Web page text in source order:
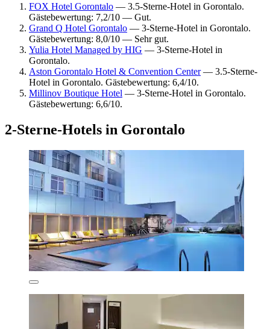
FOX Hotel Gorontalo — 3.5-Sterne-Hotel in Gorontalo.
Gästebewertung: 7,2/10 — Gut.
Grand Q Hotel Gorontalo — 3-Sterne-Hotel in Gorontalo.
Gästebewertung: 8,0/10 — Sehr gut.
Yulia Hotel Managed by HIG — 3-Sterne-Hotel in
Gorontalo.
Aston Gorontalo Hotel & Convention Center— 3.5-Sterne-
Hotel in Gorontalo. Gästebewertung: 6,4/10.
Millinov Boutique Hotel — 3-Sterne-Hotel in Gorontalo.
Gästebewertung: 6,6/10.
2-Sterne-Hotels in Gorontalo